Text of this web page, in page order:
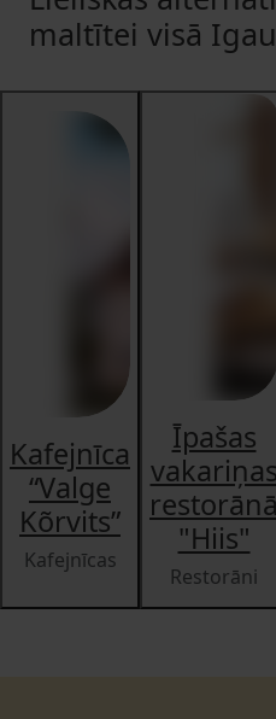
maltītei visā
Kafejnīca
“Valge
Kõrvits”
Kafejnīcas
Īpašas
vakariņas
restorānā
"Hiis"
Restorāni